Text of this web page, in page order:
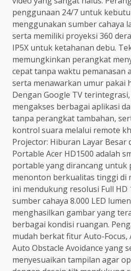
penggunaan 24/7 untuk
menggunakan sumber cahaya
serta memiliki proyeksi 360
IP5X untuk ketahanan debu.
memungkinkan perangkat
cepat tanpa waktu pemanasan
serta menawarkan umur pakai
Dengan Google TV
mengakses berbagai aplikasi
tanpa perangkat tambahan,
kontrol suara melalui remote
Projector: Hiburan Layar Besar
Portable Acer HD1500 adalah
portable yang dirancang untuk
menonton berkualitas tinggi di
ini mendukung resolusi Full HD
sumber cahaya 8.000 LED
menghasilkan gambar yang
berbagai kondisi ruangan.
mudah berkat fitur Auto-Focus,
Auto Obstacle Avoidance yang
menyesuaikan tampilan agar